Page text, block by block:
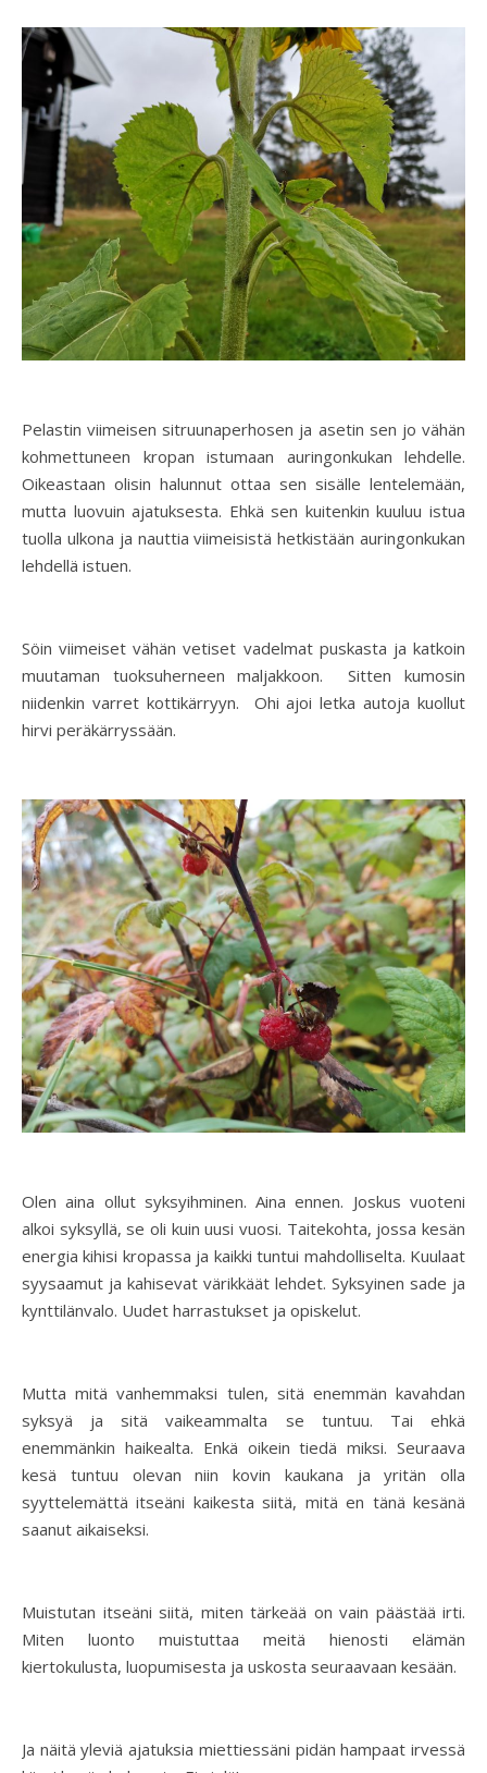
Pelastin viimeisen sitruunaperhosen ja asetin sen jo vähän
kohmettuneen kropan istumaan auringonkukan lehdelle.
Oikeastaan olisin halunnut ottaa sen sisälle lentelemään,
mutta luovuin ajatuksesta. Ehkä sen kuitenkin kuuluu istua
tuolla ulkona ja nauttia viimeisistä hetkistään auringonkukan
lehdellä istuen.
Söin viimeiset vähän vetiset vadelmat puskasta ja katkoin
muutaman tuoksuherneen maljakkoon. Sitten kumosin
niidenkin varret kottikärryyn. Ohi ajoi letka autoja kuollut
hirvi peräkärryssään.
Olen aina ollut syksyihminen. Aina ennen. Joskus vuoteni
alkoi syksyllä, se oli kuin uusi vuosi. Taitekohta, jossa kesän
energia kihisi kropassa ja kaikki tuntui mahdolliselta. Kuulaat
syysaamut ja kahisevat värikkäät lehdet. Syksyinen sade ja
kynttilänvalo. Uudet harrastukset ja opiskelut.
Mutta mitä vanhemmaksi tulen, sitä enemmän kavahdan
syksyä ja sitä vaikeammalta se tuntuu. Tai ehkä
enemmänkin haikealta. Enkä oikein tiedä miksi. Seuraava
kesä tuntuu olevan niin kovin kaukana ja yritän olla
syyttelemättä itseäni kaikesta siitä, mitä en tänä kesänä
saanut aikaiseksi.
Muistutan itseäni siitä, miten tärkeää on vain päästää irti.
Miten luonto muistuttaa meitä hienosti elämän
kiertokulusta, luopumisesta ja uskosta seuraavaan kesään.
Ja näitä yleviä ajatuksia miettiessäni pidän hampaat irvessä